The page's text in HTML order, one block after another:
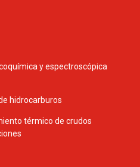
y espectroscópica
hidrocarburos
térmico de crudos